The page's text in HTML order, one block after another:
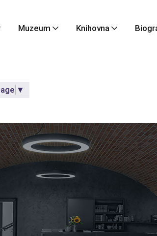
Muzeum Knihovna
▼